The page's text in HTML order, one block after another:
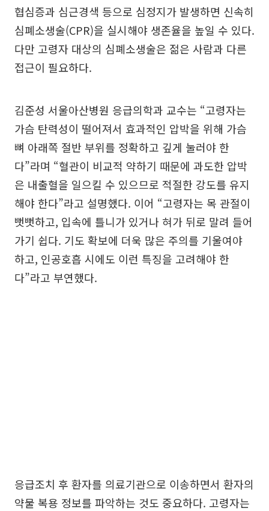
협심증과 심근경색 등으로 심정지가 발생하면 신속히
심폐소생술(CPR)을 실시해야 생존율을 높일 수 있다.
다만 고령자 대상의 심폐소생술은 젊은 사람과 다른
접근이 필요하다.
김준성 서울아산병원 응급의학과 교수는 “고령자는
가슴 탄력성이 떨어져서 효과적인 압박을 위해 가슴
뼈 아래쪽 절반 부위를 정확하고 깊게 눌러야 한
다”라며 “혈관이 비교적 약하기 때문에 과도한 압박
은 내출혈을 일으킬 수 있으므로 적절한 강도를 유지
해야 한다”라고 설명했다. 이어 “고령자는 목 관절이
뻣뻣하고, 입속에 틀니가 있거나 혀가 뒤로 말려 들어
가기 쉽다. 기도 확보에 더욱 많은 주의를 기울여야
하고, 인공호흡 시에도 이런 특징을 고려해야 한
다”라고 부연했다.
응급조치 후 환자를 의료기관으로 이송하면서 환자의
약물 복용 정보를 파악하는 것도 중요하다. 고령자는